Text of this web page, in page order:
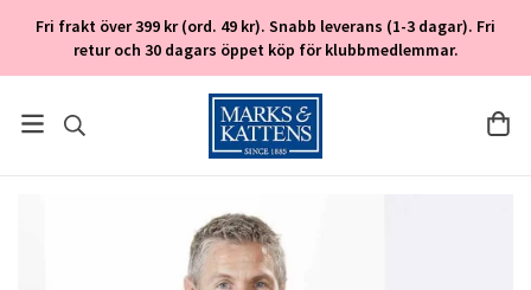
Fri frakt över 399 kr (ord. 49 kr). Snabb leverans (1-3 dagar). Fri
retur och 30 dagars öppet köp för klubbmedlemmar.